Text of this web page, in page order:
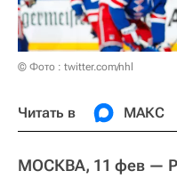
© Фото : twitter.com/nhl
Читать в МАКС
МОСКВА, 11 фев —